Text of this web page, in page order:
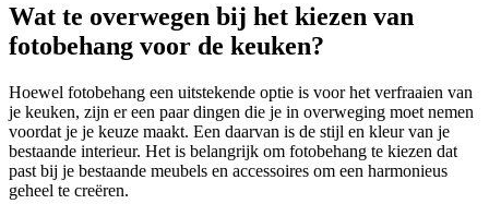
Wat te overwegen bij het kiezen van
fotobehang voor de keuken?
Hoewel fotobehang een uitstekende optie is voor het verfraaien van
je keuken, zijn er een paar dingen die je in overweging moet nemen
voordat je je keuze maakt. Een daarvan is de stijl en kleur van je
bestaande interieur. Het is belangrijk om fotobehang te kiezen dat
past bij je bestaande meubels en accessoires om een harmonieus
geheel te creëren.